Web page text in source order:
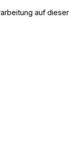
auf dieser